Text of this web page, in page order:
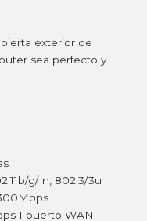
exterior de
sea perfecto y
g/ n, 802.3/3u
1 puerto WAN